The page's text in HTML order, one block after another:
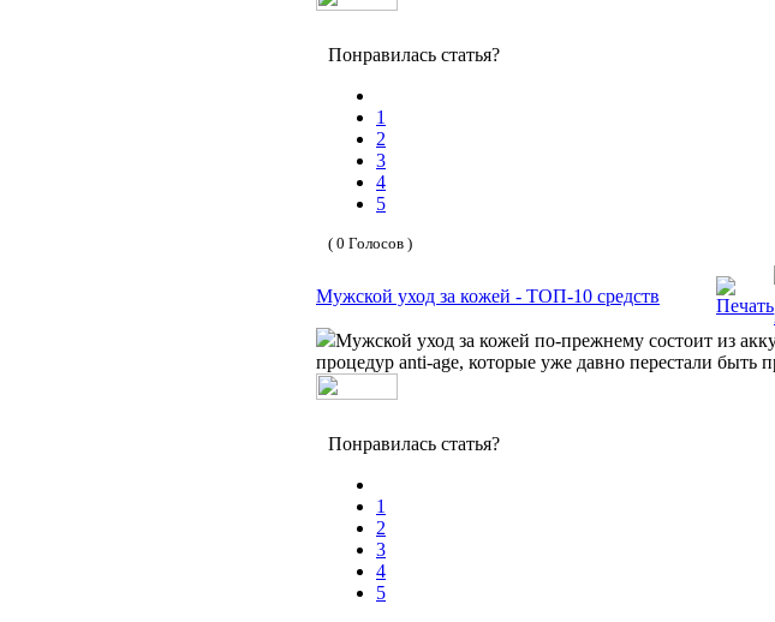
Понравилась статья?
1
2
3
4
5
( 0 Голосов )
Мужской уход за кожей - ТОП-10 средств
Мужской уход за кожей по-прежнему состоит из
процедур anti-age, которые уже давно перестали быть
Понравилась статья?
1
2
3
4
5